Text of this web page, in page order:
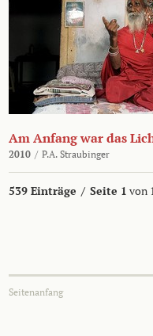
Am Anfang war das
2010 / P.A. Straubinger
539 Einträge / Seite 1 von
Seitenanfang